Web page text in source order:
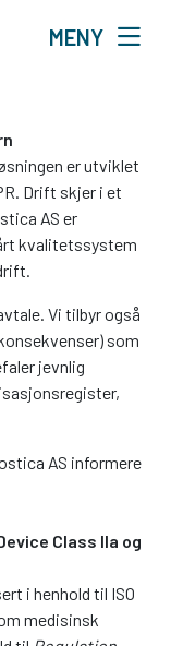
MENY
er utviklet
Drift skjer i et
AS er
kvalitetssystem
Vi tilbyr også
som
jevnlig
AS informere
Class IIa og
i henhold til ISO
medisinsk